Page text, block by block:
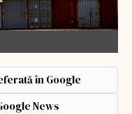
în Google
News